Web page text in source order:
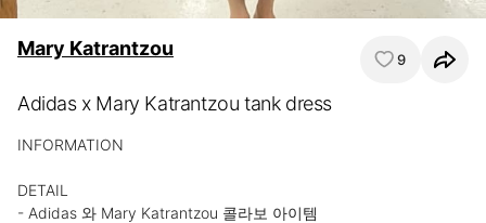
Mary Katrantzou 9
Adidas x Mary Katrantzou tank dress
INFORMATION
DETAIL
- Adidas 와 Mary Katrantzou 콜라보 아이템